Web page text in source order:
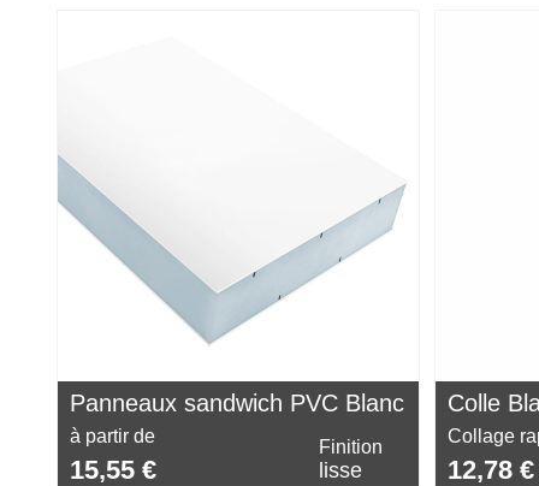
Panneaux sandwich PVC Blanc
à partir de
15,55 €
Finition
lisse
Colle
Collage
12,78 €